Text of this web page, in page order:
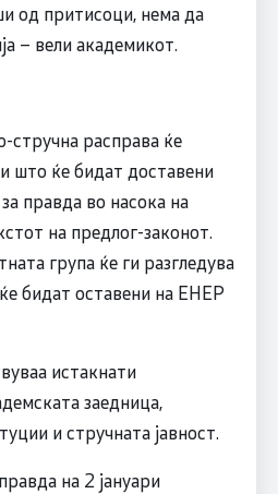
од притисоци, нема да
– вели академикот.
стручна расправа ќе
што ќе бидат доставени
правда во насока на
на предлог-законот.
група ќе ги разгледува
бидат оставени на ЕНЕР
истакнати
заедница,
и стручната јавност.
на 2 јануари